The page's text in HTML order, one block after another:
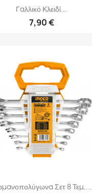
Γρήγορη προβολή
Γαλλικό Κλειδί...
7,90 €
Γρήγορη προβολή
Σετ 8 Τεμ....